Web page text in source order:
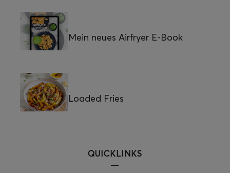
Mein neues Airfryer E-Book
Loaded Fries
QUICKLINKS